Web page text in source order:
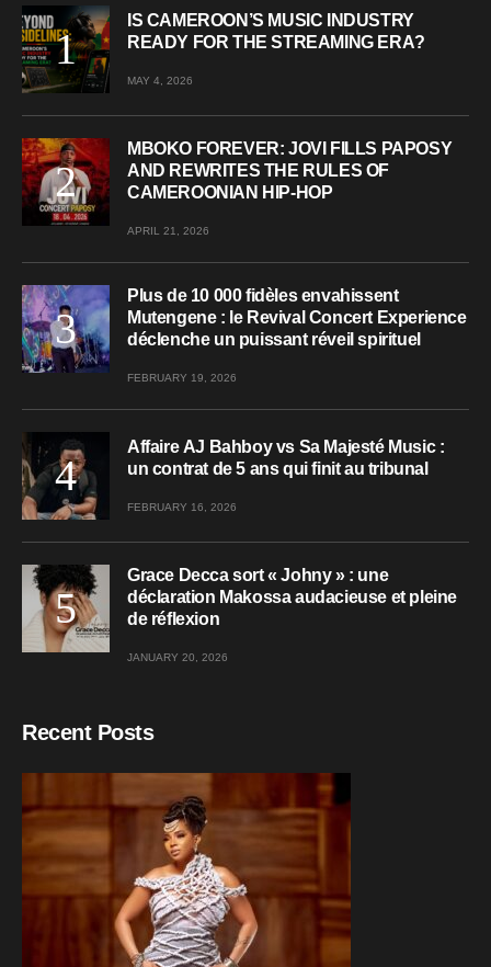
IS CAMEROON’S MUSIC INDUSTRY
READY FOR THE STREAMING ERA?
MAY 4, 2026
MBOKO FOREVER: JOVI FILLS PAPOSY
AND REWRITES THE RULES OF
CAMEROONIAN HIP-HOP
APRIL 21, 2026
Plus de 10 000 fidèles envahissent
Mutengene : le Revival Concert Experience
déclenche un puissant réveil spirituel
FEBRUARY 19, 2026
Affaire AJ Bahboy vs Sa Majesté Music :
un contrat de 5 ans qui finit au tribunal
FEBRUARY 16, 2026
Grace Decca sort « Johny » : une
déclaration Makossa audacieuse et pleine
de réflexion
JANUARY 20, 2026
Recent Posts